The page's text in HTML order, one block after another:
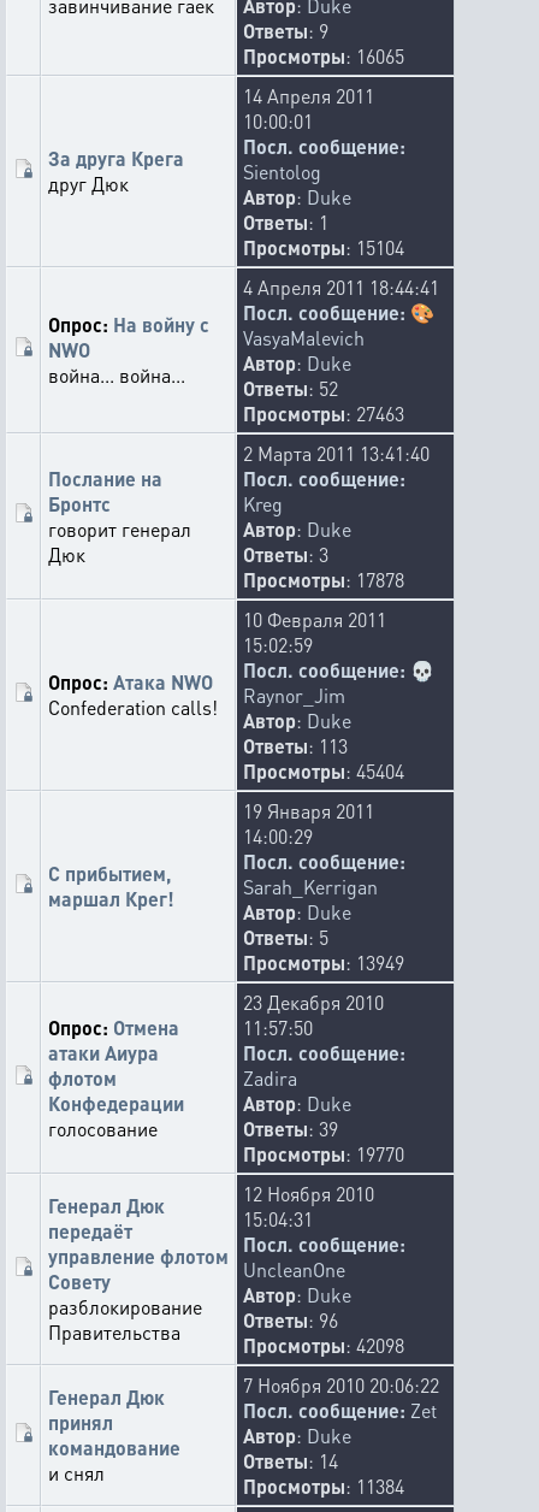
завинчивание гаек Автор: Duke
Ответы: 9
Просмотры: 16065
За друга Крега
друг Дюк
14 Апреля 2011
10:00:01
Посл. сообщение:
Sientolog
Автор: Duke
Ответы: 1
Просмотры: 15104
Опрос: На войну с
NWO
война... война...
4 Апреля 2011 18:44:41
Посл. сообщение: 🎨
VasyaMalevich
Автор: Duke
Ответы: 52
Просмотры: 27463
Послание на
Бронтс
говорит генерал
Дюк
2 Марта 2011 13:41:40
Посл. сообщение:
Kreg
Автор: Duke
Ответы: 3
Просмотры: 17878
Опрос: Атака NWO
Confederation calls!
10 Февраля 2011
15:02:59
Посл. сообщение: 💀
Raynor_Jim
Автор: Duke
Ответы: 113
Просмотры: 45404
С прибытием,
маршал Крег!
19 Января 2011
14:00:29
Посл. сообщение:
Sarah_Kerrigan
Автор: Duke
Ответы: 5
Просмотры: 13949
Опрос: Отмена
атаки Аиура
флотом
Конфедерации
голосование
23 Декабря 2010
11:57:50
Посл. сообщение:
Zadira
Автор: Duke
Ответы: 39
Просмотры: 19770
Генерал Дюк
передаёт
управление флотом
Совету
разблокирование
Правительства
12 Ноября 2010
15:04:31
Посл. сообщение:
UncleanOne
Автор: Duke
Ответы: 96
Просмотры: 42098
Генерал Дюк
принял
командование
и снял
7 Ноября 2010 20:06:22
Посл. сообщение: Zet
Автор: Duke
Ответы: 14
Просмотры: 11384